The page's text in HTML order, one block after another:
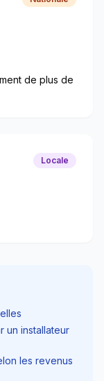
de plus de
Locale
un installateur
les revenus